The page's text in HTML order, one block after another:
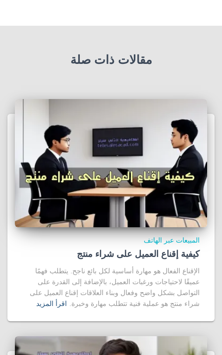
مقالات ذات صلة
المبيعات عبر الهاتف
كيفية إقناع العميل على شراء منتج
الإقناع الفعال هو مهارة أساسية لكل بائع ناجح. يتطلب فهمًا
عميقًا لاحتياجات ورغبات العميل، بالإضافة إلى القدرة على
التواصل بشكل واضح وفعال وبناء العلاقات إقناع العميل على
شراء منتج هو عملية فنية تتطلب مهارة وخبرة.
اقرأ المزيد